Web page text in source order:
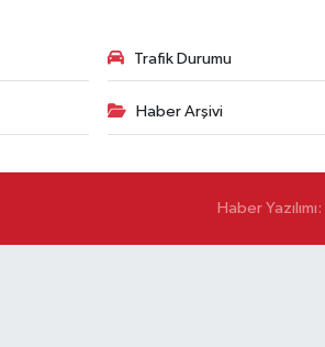
Trafik Durumu
Haber Arşivi
Haber Yazılımı: